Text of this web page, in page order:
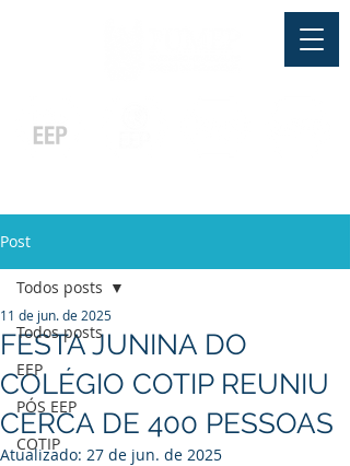
Post
Todos posts
EEP
PÓS EEP
COTIP
Todos posts
FESTA JUNINA DO
COLÉGIO COTIP REUNIU
CERCA DE 400 PESSOAS
11 de jun. de 2025
Atualizado: 27 de jun. de 2025